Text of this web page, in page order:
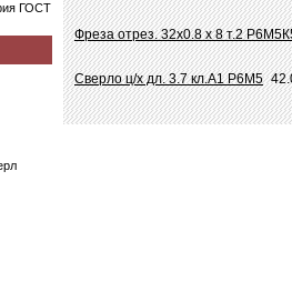
ГОСТ
Фреза отрез. 32х0.8 х 8 т.2
Сверло ц/х дл. 3.7 кл.А1 Р6М5